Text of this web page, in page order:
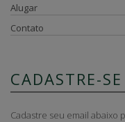
Alugar
Contato
CADASTRE-SE
Cadastre seu email abaixo